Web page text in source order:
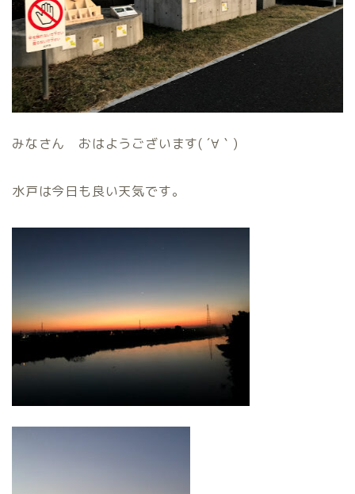
みなさん おはようございます( ´∀｀)
水戸は今日も良い天気です。